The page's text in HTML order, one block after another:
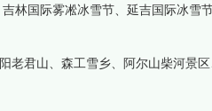
林国际雾凇冰雪节、延吉国际冰雪
老君山、森工雪乡、阿尔山柴河景